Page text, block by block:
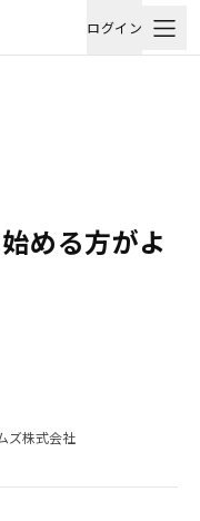
ログイン
める方がよ
ズ株式会社